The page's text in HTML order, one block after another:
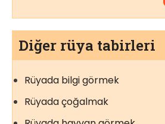
Diğer rüya tabirleri
Rüyada bilgi görmek
Rüyada çoğalmak